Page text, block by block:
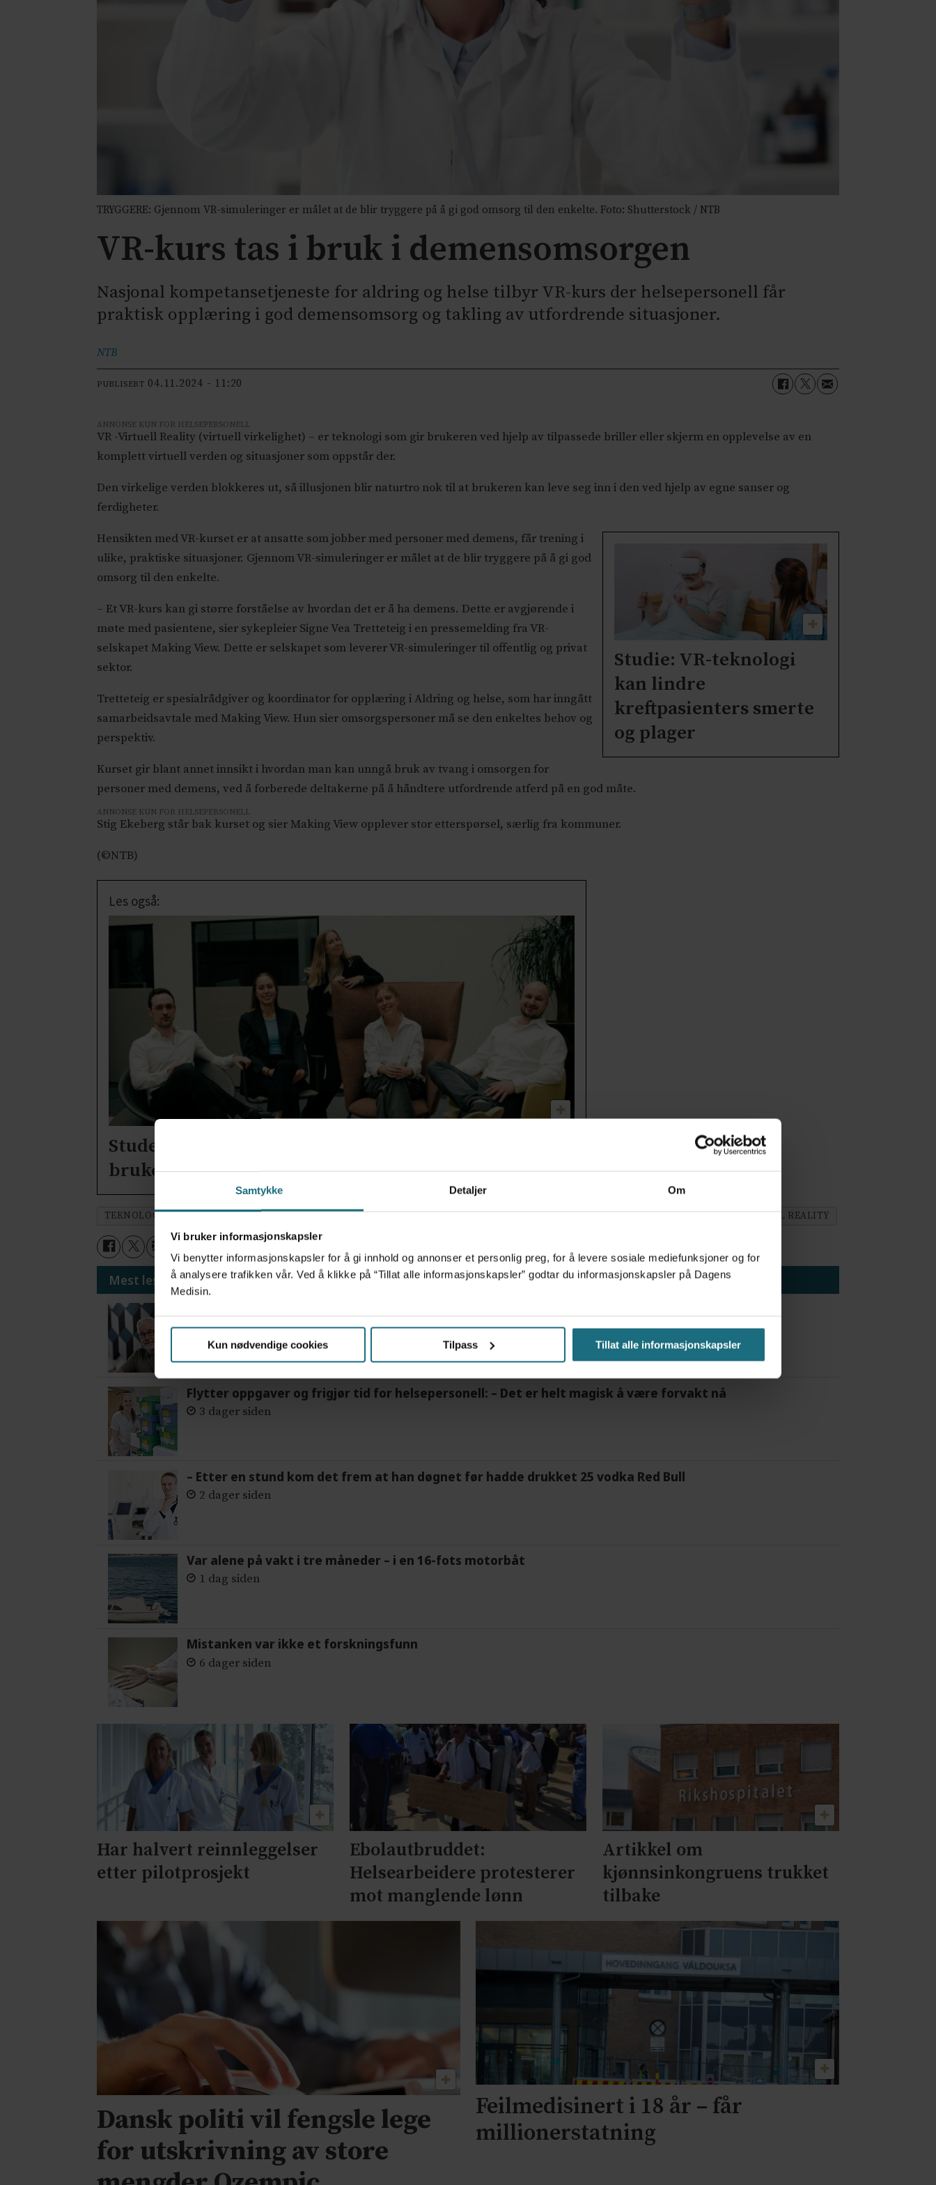
Samtykke Detaljer Om
Vi bruker informasjonskapsler
Vi benytter informasjonskapsler for å gi innhold og annonser et personlig preg, for å levere sosiale mediefunksjoner og for
å analysere trafikken vår. Ved å klikke på “Tillat alle informasjonskapsler” godtar du informasjonskapsler på Dagens
Medisin.
Kun nødvendige cookies Tilpass Tillat alle informasjonskapsler
TRYGGERE: Gjennom VR-simuleringer er målet at de blir tryggere på å gi god omsorg til den enkelte. Foto: Shutterstock / NTB
VR-kurs tas i bruk i demensomsorgen
Nasjonal kompetansetjeneste for aldring og helse tilbyr VR-kurs der helsepersonell får
praktisk opplæring i god demensomsorg og takling av utfordrende situasjoner.
NTB
PUBLISERT 04.11.2024 - 11:20
ANNONSE KUN FOR HELSEPERSONELL
VR -Virtuell Reality (virtuell virkelighet) – er teknologi som gir brukeren ved hjelp av tilpassede briller eller skjerm en opplevelse av en
komplett virtuell verden og situasjoner som oppstår der.
Den virkelige verden blokkeres ut, så illusjonen blir naturtro nok til at brukeren kan leve seg inn i den ved hjelp av egne sanser og
ferdigheter.
Studie: VR-teknologi
kan lindre
kreftpasienters smerte
og plager
Hensikten med VR-kurset er at ansatte som jobber med personer med demens, får trening i
ulike, praktiske situasjoner. Gjennom VR-simuleringer er målet at de blir tryggere på å gi god
omsorg til den enkelte.
– Et VR-kurs kan gi større forståelse av hvordan det er å ha demens. Dette er avgjørende i
møte med pasientene, sier sykepleier Signe Vea Tretteteig i en pressemelding fra VR-
selskapet Making View. Dette er selskapet som leverer VR-simuleringer til offentlig og privat
sektor.
Tretteteig er spesialrådgiver og koordinator for opplæring i Aldring og helse, som har inngått
samarbeidsavtale med Making View. Hun sier omsorgspersoner må se den enkeltes behov og
perspektiv.
Kurset gir blant annet innsikt i hvordan man kan unngå bruk av tvang i omsorgen for
personer med demens, ved å forberede deltakerne på å håndtere utfordrende atferd på en god måte.
ANNONSE KUN FOR HELSEPERSONELL
Stig Ekeberg står bak kurset og sier Making View opplever stor etterspørsel, særlig fra kommuner.
(©NTB)
Les også:
Studentbedrift utviklet VR-verktøy mot angst – nå
bruker flere helseforetak teknologien
TEKNOLOGI NYHETER NASJONALT SENTER FOR ALDRING OG HELSE VIRTUAL REALITY
Mest lest siste syv dager:
3 dager siden
Flytter oppgaver og frigjør tid for helsepersonell: – Det er helt magisk å være forvakt nå
3 dager siden
– Etter en stund kom det frem at han døgnet før hadde drukket 25 vodka Red Bull
2 dager siden
Var alene på vakt i tre måneder – i en 16-fots motorbåt
1 dag siden
Mistanken var ikke et forskningsfunn
6 dager siden
Har halvert reinnleggelser
etter pilotprosjekt
Ebolautbruddet:
Helsearbeidere protesterer
mot manglende lønn
Artikkel om
kjønnsinkongruens trukket
tilbake
Dansk politi vil fengsle lege
for utskrivning av store
Feilmedisinert i 18 år – får
millionerstatning